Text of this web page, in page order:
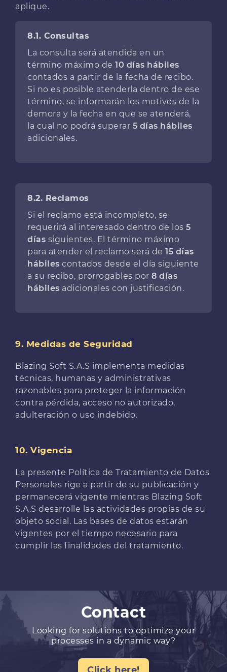
aplique.
8.1. Consultas
La consulta será atendida en un
término máximo de 10 días hábiles
contados a partir de la fecha de recibo.
Si no es posible atenderla dentro de ese
término, se informarán los motivos de la
demora y la fecha en que se atenderá,
la cual no podrá superar 5 días hábiles
adicionales.
8.2. Reclamos
Si el reclamo está incompleto, se
requerirá al interesado dentro de los 5
días siguientes. El término máximo
para atender el reclamo será de 15 días
hábiles contados desde el día siguiente
a su recibo, prorrogables por 8 días
hábiles adicionales con justificación.
9. Medidas de Seguridad
Blazing Soft S.A.S implementa medidas
técnicas, humanas y administrativas
razonables para proteger la información
contra pérdida, acceso no autorizado,
adulteración o uso indebido.
10. Vigencia
La presente Política de Tratamiento de Datos
Personales rige a partir de su publicación y
permanecerá vigente mientras Blazing Soft
S.A.S desarrolle las actividades propias de su
objeto social. Las bases de datos estarán
vigentes por el tiempo necesario para
cumplir las finalidades del tratamiento.
Contact
Looking for solutions to optimize your
processes in a dynamic way?